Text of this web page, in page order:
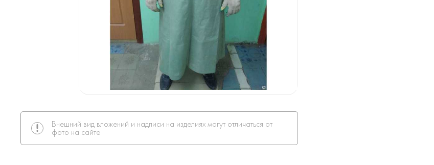
Внешний вид вложений и надписи на изделиях могут отличаться от
фото на сайте